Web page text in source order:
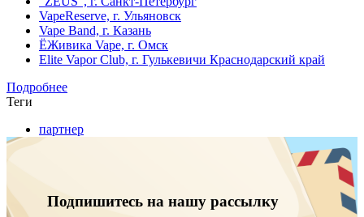
VapeReserve, г. Ульяновск
Vape Band, г. Казань
ЁЖивика Vape, г. Омск
Elite Vapor Club, г. Гулькевичи Краснодарский край
Подробнее
Теги
партнер
Подпишитесь на нашу рассылку